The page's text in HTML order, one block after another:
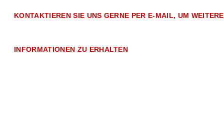
KONTAKTIEREN SIE UNS GERNE PER E-MAIL, UM WEITERE
INFORMATIONEN ZU ERHALTEN